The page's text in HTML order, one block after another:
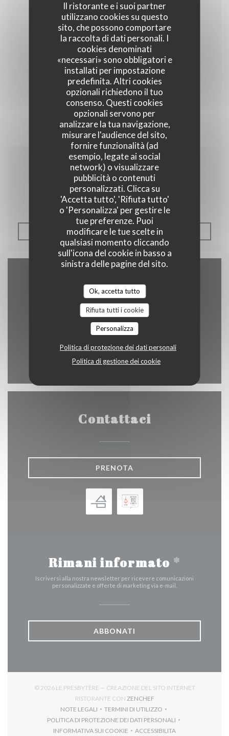
Il ristorante e i suoi partner
utilizzano cookies su questo
sito, che possono comportare
la raccolta di dati personali. I
cookies denominati
«necessari» sono obbligatori e
installati per impostazione
predefinita. Altri cookies
opzionali richiedono il tuo
consenso. Questi cookies
opzionali servono per
analizzare la tua navigazione,
misurare l'audience del sito,
fornire funzionalità (ad
esempio, legate ai social
network) o visualizzare
pubblicità o contenuti
personalizzati. Clicca su
'Accetta tutto', 'Rifiuta tutto'
o 'Personalizza' per gestire le
tue preferenze. Puoi
modificare le tue scelte in
qualsiasi momento cliccando
sull'icona del cookie in basso a
sinistra delle pagine del sito.
Ok, accetta tutto
Rifiuta tutti i cookie
Personalizza
Politica di protezione dei dati personali
Politica di gestione dei cookie
17/07/2018
Du nouveau dans les assiettes
VEDI L'ARTICOLO((APRE UNA NUOVA
Contattaci
158 Route de Watermel 62179 Tardinghen
03 91 18 40 93
Contattaci
PRENOTA
Rimani informato *
Iscriversi alla nostra newsletter per ricevere comunicazioni
personalizzate e offerte di marketing via e-mail.
ABBONATI
© 2026 LE PRESBYTÈRE — CREAZIONE DEL SITO INTERNET
RISTORANTE CON ZENCHEF((APRE UNA NUOVA
NOTE LEGALI
((APRE UNA NUOVA FINESTRA))
TERMINI DI UTILIZZO
((APRE UNA NUOVA FINESTRA))
POLITICA DI PROTEZIONE DEI DATI PERSONALI
((APRE UNA NUOVA FINESTRA))
INFORMATIVA SUI COOKIE
ACCESSIBILITA